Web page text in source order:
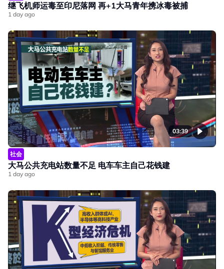
继飞机师运毒至印尼落网 再+1大马青年携冰毒被捕
1 day ago
03:39
社会
大马公共充电站数量不足 电车车主自己花钱建
1 day ago